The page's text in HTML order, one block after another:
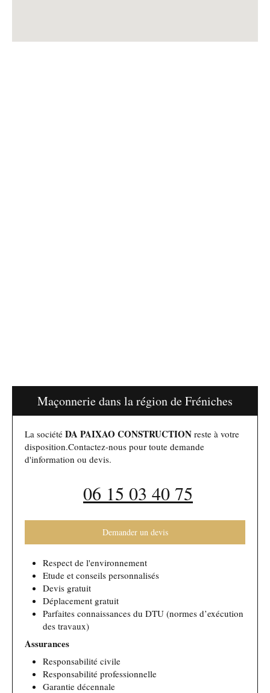
Maçonnerie dans la région de Fréniches
La société DA PAIXAO CONSTRUCTION reste à votre
disposition.Contactez-nous pour toute demande
d'information ou devis.
06 15 03 40 75
Demander un devis
Respect de l'environnement
Etude et conseils personnalisés
Devis gratuit
Déplacement gratuit
Parfaites connaissances du DTU (normes d’exécution
des travaux)
Assurances
Responsabilité civile
Responsabilité professionnelle
Garantie décennale